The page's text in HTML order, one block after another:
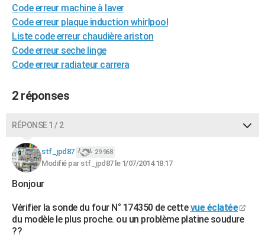
Alimentation
Guide de la santé
Maladies
Médicaments
Sommeil
VOYAGE
Voyage nature
Voyage de noces
PHOTO
GUIDES D'ACHAT
CARTE DE VOEUX
Carte de Noël
Carte Bonne année
Carte Saint-Valentin
Carte Pâques
Carte d'anniversaire
DICTIONNAIRE
Dictionnaire
Biographies
Citations
Expressions
Proverbes
PROGRAMME TV
FORUM
Code erreur machine à laver
Code erreur plaque induction whirlpool
Liste code erreur chaudière ariston
Code erreur seche linge
Code erreur radiateur carrera
2 réponses
RÉPONSE 1 / 2
stf_jpd87 29 968
Modifié par stf_jpd87 le 1/07/2014 18:17
Bonjour
Vérifier la sonde du four N° 174350 de cettevue éclatée
du modèle le plus proche. ou un problème platine soudure
??